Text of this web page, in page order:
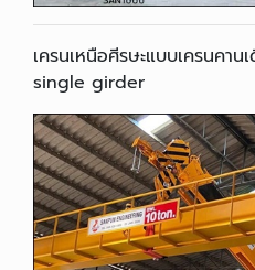
เครนเหนือศีรษะแบบเครนคา
single girder